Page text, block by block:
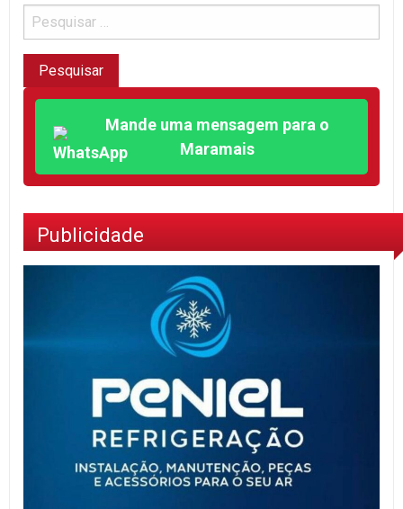
Mande uma mensagem para o
Maramais
Publicidade